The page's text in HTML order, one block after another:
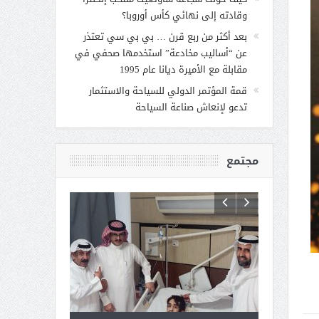
وقادته إلى نهائي كأس أوروبا؟
بعد أكثر من ربع قرن … بي بي سي تعتذر
عن “أساليب مخادعة” استخدمها صحفي في
مقابلة مع الأميرة ديانا عام 1995
قمة المؤتمر الدولي للسياحة والاستثمار
تدعو لإنعاش صناعة السياحة
مجتمع